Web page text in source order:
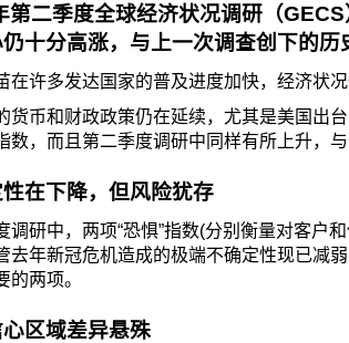
第二季度全球经济状况调研（
十分高涨，与上一次调查创下的历
在许多发达国家的普及进度加快，经济状况
货币和财政政策仍在延续，尤其是美国出
数，而且第二季度调研中同样有所上升，
在下降，但风险犹存
调研中，两项“恐惧”指数(分别衡量对客户
去年新冠危机造成的极端不确定性现已减
的两项。
区域差异悬殊